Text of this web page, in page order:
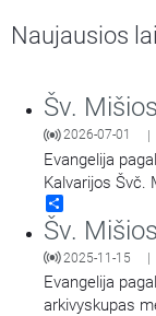
Naujausios
Šv. Mišios
2026-07-01
Evangelija
Kalvarijos Švč.
Didieji
Šv. Mišios
2025-11-15
Evangelija
arkivyskupas